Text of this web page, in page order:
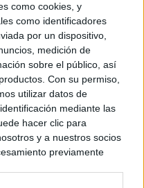
como cookies, y
como identificadores
por un dispositivo,
medición de
sobre el público, así
Con su permiso,
utilizar datos de
mediante las
hacer clic para
y a nuestros socios
previamente
un nuevo cruce
15 de agosto
y Cookies